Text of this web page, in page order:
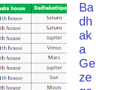
Ba
dh
ak
a
Ge
ze